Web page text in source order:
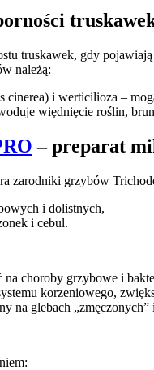
truskawek, gdy
należą:
cinerea) i werticilioza –
więdnięcie roślin,
– preparat
zarodniki grzybów
i dolistnych,
i cebul.
na choroby grzybowe i
korzeniowego,
na glebach